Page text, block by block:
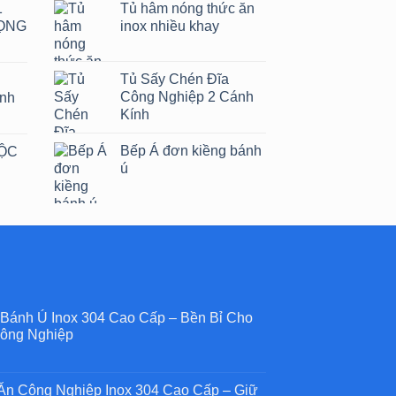
Tủ hâm nóng thức ăn
inox nhiều khay
Tủ Sấy Chén Đĩa
Công Nghiệp 2 Cánh
Kính
Bếp Á đơn kiềng bánh
ú
Ú Inox 304 Cao Cấp – Bền Bỉ Cho
Nghiệp
Công Nghiệp Inox 304 Cao Cấp – Giữ